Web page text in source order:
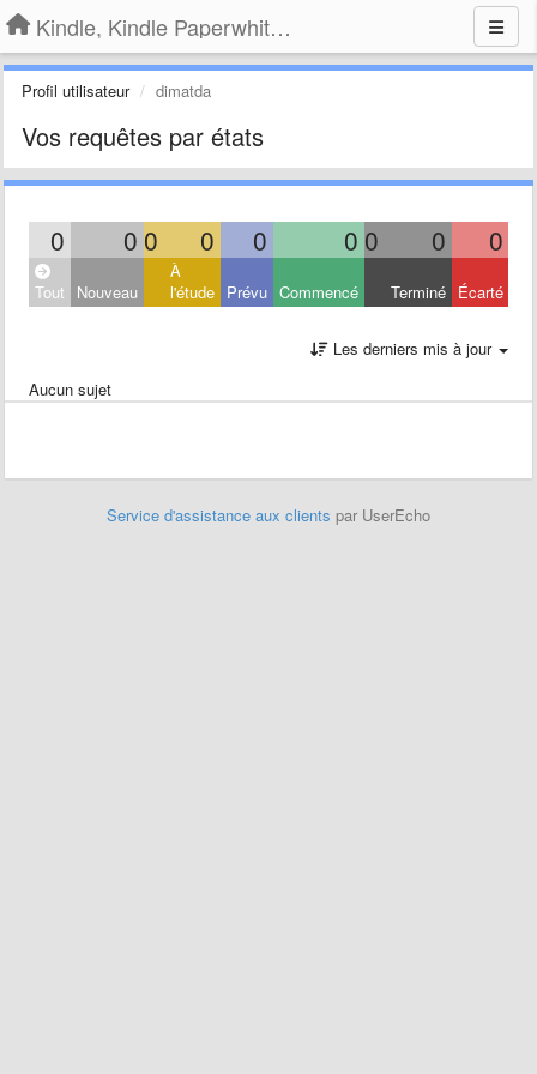
Kindle, Kindle Paperwhite, Kindle Voyage
Profil utilisateur dimatda
Vos requêtes par états
0 0 0 0 0 0 0 0 0
Tout Nouveau
À
l'étude Prévu Commencé Terminé Écarté
Les derniers mis à jour
Aucun sujet
Service d'assistance aux clients par UserEcho